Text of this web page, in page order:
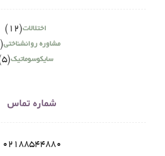
اختلالات(12)
مشاوره روانشناختی(8)
سایکوسوماتیک(5)
شماره تماس
02188544880